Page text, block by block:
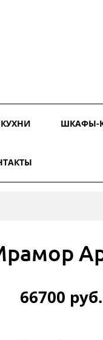
КУХНИ ШКАФЫ-
66700 руб.